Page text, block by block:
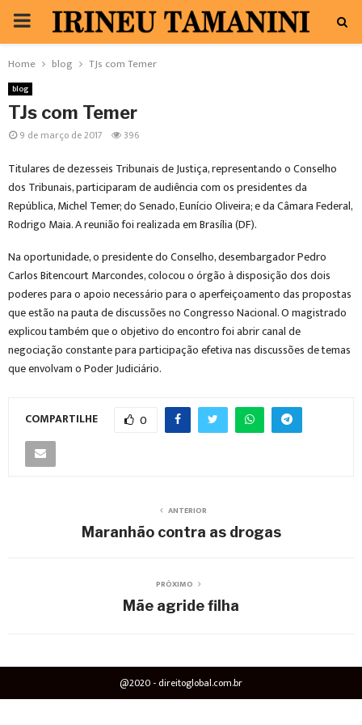
PRIMARY
MENU
Home blog TJs com Temer
blog
TJs com Temer
9 de março de 2017 396
Titulares de dezesseis Tribunais de Justiça, representando o Conselho
dos Tribunais, participaram de audiência com os presidentes da
República, Michel Temer; do Senado, Eunício Oliveira; e da Câmara Federal,
Rodrigo Maia. A reunião foi realizada em Brasília (DF).
Na oportunidade, o presidente do Conselho, desembargador Pedro
Carlos Bitencourt Marcondes, colocou o órgão à disposição dos dois
poderes para o apoio necessário para o aperfeiçoamento das propostas
que estão na pauta de discussões no Congresso Nacional. O magistrado
explicou também que o objetivo do encontro foi abrir canal de
negociação constante para participação efetiva nas discussões de temas
que envolvam o Poder Judiciário.
COMPARTILHE 0
ANTERIOR
Maranhão contra as drogas
PRÓXIMO
Mãe agride filha
@2020 - direitoglobal.com.br